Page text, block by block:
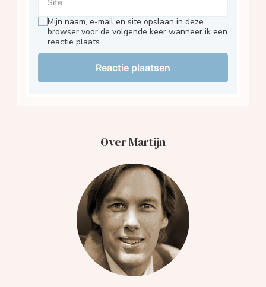
Mijn naam, e-mail en site opslaan in deze
browser voor de volgende keer wanneer ik een
reactie plaats.
Over Martijn